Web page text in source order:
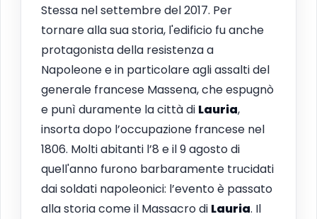
Stessa nel settembre del 2017. Per
tornare alla sua storia, l'edificio fu anche
protagonista della resistenza a
Napoleone e in particolare agli assalti del
generale francese Massena, che espugnò
e punì duramente la città di Lauria,
insorta dopo l’occupazione francese nel
1806. Molti abitanti l’8 e il 9 agosto di
quell'anno furono barbaramente trucidati
dai soldati napoleonici: l’evento è passato
alla storia come il Massacro di Lauria. Il